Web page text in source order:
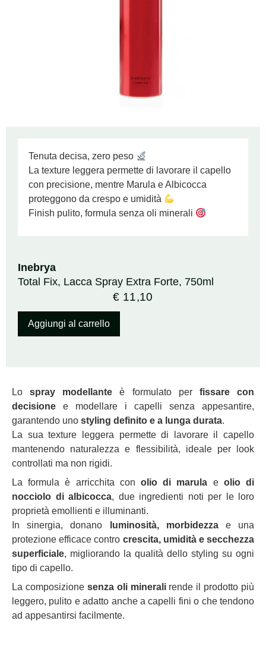
Tenuta decisa, zero peso
La texture leggera permette di lavorare il capello
con precisione, mentre Marula e Albicocca
proteggono da crespo e umidità
Finish pulito, formula senza oli minerali
Inebrya
Total Fix, Lacca Spray Extra Forte, 750ml
€ 11,10
Aggiungi al carrello
Lospray modellante è formulato per fissare con
decisione e modellare i capelli senza appesantire,
garantendo uno styling definito e a lunga durata.
La sua texture leggera permette di lavorare il capello
mantenendo naturalezza e flessibilità, ideale per look
controllati ma non rigidi.
La formula è arricchita con olio di marula e olio di
nocciolo di albicocca, due ingredienti noti per le loro
proprietà emollienti e illuminanti.
In sinergia, donano
luminosità, morbidezzae una
protezione efficace contro crescita, umidità e secchezza
superficiale, migliorando la qualità dello styling su ogni
tipo di capello.
La composizione senza oli mineralirende il prodotto più
leggero, pulito e adatto anche a capelli fini o che tendono
ad appesantirsi facilmente.